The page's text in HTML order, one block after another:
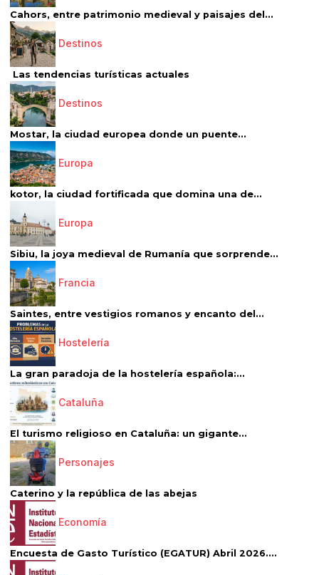
Cahors, entre patrimonio medieval y paisajes del...
Destinos
Las tendencias turísticas actuales
Destinos
Mostar, la ciudad europea donde un puente...
Europa
kotor, la ciudad fortificada que domina una de...
Europa
Sibiu, la joya medieval de Rumanía que sorprende...
Francia
Saintes, entre vestigios romanos y encanto del...
Hostelería
La gran paradoja de la hostelería española:...
Cataluña
El turismo religioso en Cataluña: un gigante...
Personajes
Caterino y la república de las abejas
Economía
Encuesta de Gasto Turístico (EGATUR) Abril 2026....